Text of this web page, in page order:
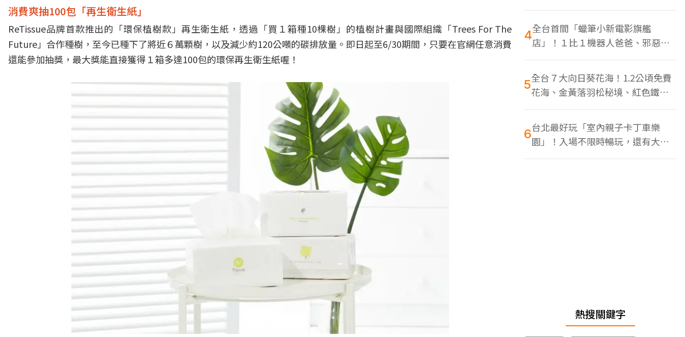
消費爽抽100包「再生衛生紙」
ReTissue品牌首款推出的「環保植樹款」再生衛生紙，透過「買１箱種10棵樹」的植樹計畫與國際組織「Trees For The
Future」合作種樹，至今已種下了將近６萬顆樹，以及減少約120公噸的碳排放量。即日起至6/30期間，只要在官網任意消費
還能參加抽獎，最大獎能直接獲得１箱多達100包的環保再生衛生紙喔！
地點曝光
4全台首間「蠟筆小新電影旗艦
店」！１比１機器人爸爸、邪惡正
男，百款周邊買翻
5全台７大向日葵花海！1.2公頃免費
花海、金黃落羽松秘境、紅色鐵橋
同框
6台北最好玩「室內親子卡丁車樂
園」！入場不限時暢玩，還有大螢
幕Switch遊戲區
熱搜關鍵字